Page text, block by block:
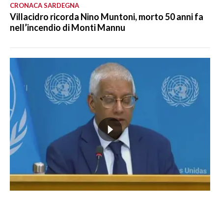
CRONACA SARDEGNA
Villacidro ricorda Nino Muntoni, morto 50 anni fa
nell’incendio di Monti Mannu